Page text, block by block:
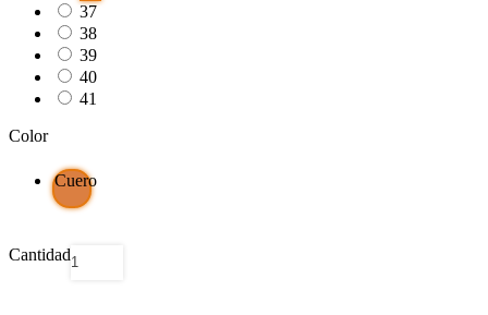
37
38
39
40
41
Color
Cuero
Cantidad